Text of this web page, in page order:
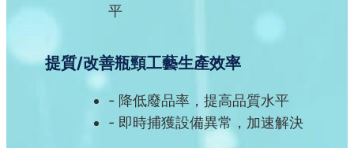
平
提質/改善瓶頸工藝生產效率
降低廢品率，提高品質水平
即時捕獲設備異常，加速解決